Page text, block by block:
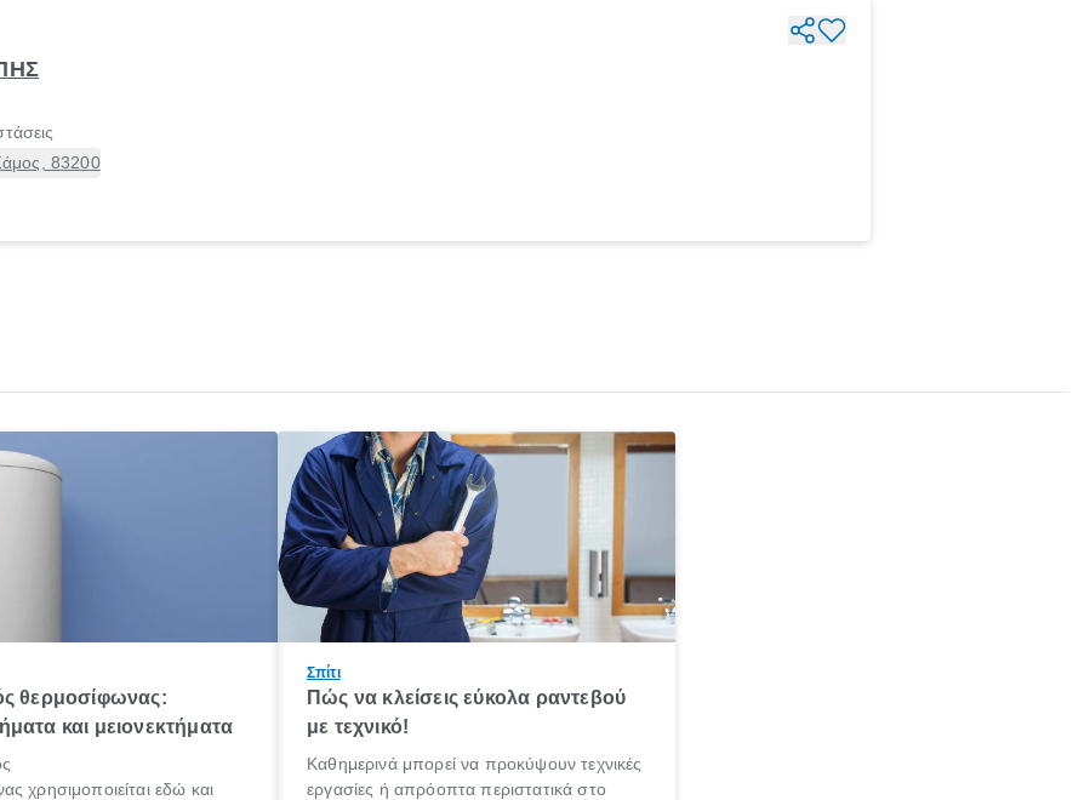
83200
θερμοσίφωνας:
και μειονεκτήματα
χρησιμοποιείται εδώ και
Σπίτι
Πώς να κλείσεις εύκολα ραντεβού
με τεχνικό!
Καθημερινά μπορεί να προκύψουν τεχνικές
εργασίες ή απρόοπτα περιστατικά στο